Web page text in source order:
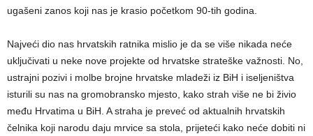
ugašeni zanos koji nas je krasio početkom 90-tih godina.
Najveći dio nas hrvatskih ratnika mislio je da se više nikada neće
uključivati u neke nove projekte od hrvatske strateške važnosti. No,
ustrajni pozivi i molbe brojne hrvatske mladeži iz BiH i iseljeništva
isturili su nas na gromobransko mjesto, kako strah više ne bi živio
među Hrvatima u BiH. A straha je preveć od aktualnih hrvatskih
čelnika koji narodu daju mrvice sa stola, prijeteći kako neće dobiti ni